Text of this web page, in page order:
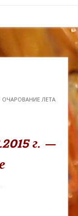
ОЧАРОВАНИЕ ЛЕТА
г. —